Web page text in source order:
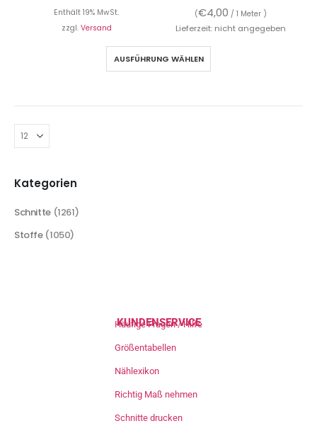
Enthält 19% MwSt. (€4,00 / 1 Meter )
zzgl. Versand Lieferzeit: nicht angegeben
AUSFÜHRUNG WÄHLEN
Kategorien
Schnitte (1261)
Stoffe (1050)
KUNDENSERVICE
Häufige Fragen / Hilfe
Größentabellen
Nählexikon
Richtig Maß nehmen
Schnitte drucken